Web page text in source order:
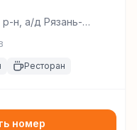
р-н, а/д Рязань-
Ресторан
номер